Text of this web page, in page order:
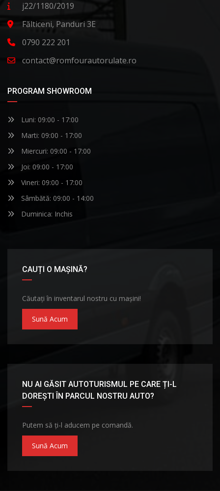
j22/1180/2019
Fălticeni, Panduri 3E
0790 222 201
contact@romfourautorulate.ro
PROGRAM SHOWROOM
Luni: 09:00 - 17:00
Marti: 09:00 - 17:00
Miercuri: 09:00 - 17:00
Joi: 09:00 - 17:00
Vineri: 09:00 - 17:00
Sâmbătă: 09:00 - 14:00
Duminica: Inchis
CAUȚI O MAȘINĂ?
Căutați în inventarul nostru cu mașini!
Sună Acum
NU AI GĂSIT AUTOTURISMUL PE CARE ȚI-L
DOREȘTI ÎN PARCUL NOSTRU AUTO?
Putem să ți-l aducem pe comandă.
Sună Acum